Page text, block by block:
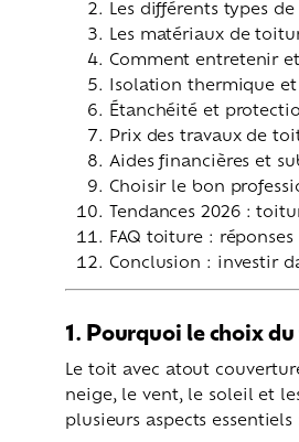
Les différents types
Les matériaux de
Comment entretenir
Isolation thermique
Étanchéité et
Prix des travaux de
Aides financières et
Choisir le bon
Tendances 2026 :
FAQ toiture :
Conclusion : investir
1. Pourquoi le choix
Le toit avec atout
neige, le vent, le soleil et
plusieurs aspects essentiels